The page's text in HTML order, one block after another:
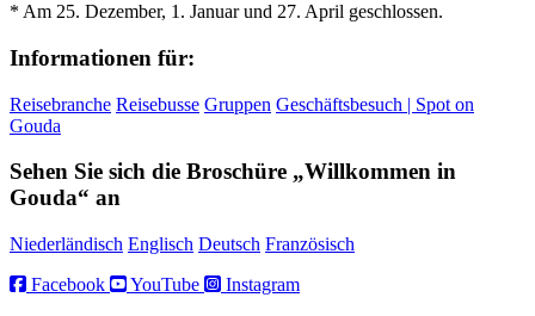
* Am 25. Dezember, 1. Januar und 27. April geschlossen.
Informationen für:
Reisebranche Reisebusse Gruppen Geschäftsbesuch | Spot on
Gouda
Sehen Sie sich die Broschüre „Willkommen in
Gouda“ an
Niederländisch Englisch Deutsch Französisch
Facebook
YouTube Instagram